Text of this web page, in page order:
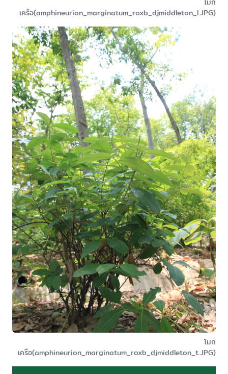
เครือ(amphineurion_marginatum_roxb_djmiddleton_l.JPG)
โมก
เครือ(amphineurion_marginatum_roxb_djmiddleton_t.JPG)